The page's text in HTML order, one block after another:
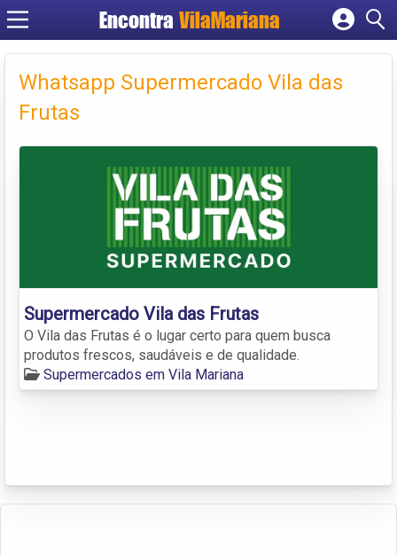
EncontraVilaMariana
Cadastrar empresa
Criar conta
Whatsapp Supermercado Vila das
Frutas
Supermercado Vila das Frutas
O Vila das Frutas é o lugar certo para quem busca
produtos frescos, saudáveis e de qualidade.
Supermercados em Vila Mariana